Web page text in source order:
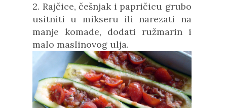
2. Rajčice, češnjak i papričicu grubo
usitniti u mikseru ili narezati na
manje komade, dodati ružmarin i
malo maslinovog ulja.